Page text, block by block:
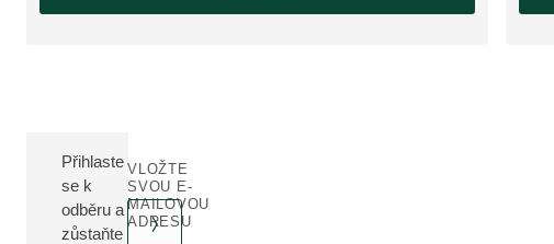
Přihlaste
se k
odběru a
zůstaňte
VLOŽTE
SVOU E-
MAILOVOU
ADRESU